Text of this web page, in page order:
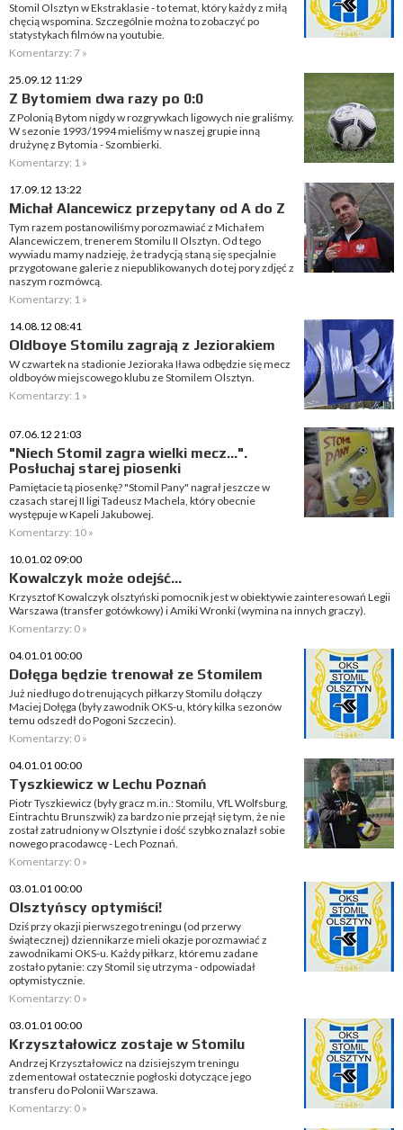
Stomil Olsztyn w Ekstraklasie - to temat, który każdy z miłą
chęcią wspomina. Szczególnie można to zobaczyć po
statystykach filmów na youtubie.
Komentarzy: 7 »
25.09.12 11:29
Z Bytomiem dwa razy po 0:0
Z Polonią Bytom nigdy w rozgrywkach ligowych nie graliśmy.
W sezonie 1993/1994 mieliśmy w naszej grupie inną
drużynę z Bytomia - Szombierki.
Komentarzy: 1 »
17.09.12 13:22
Michał Alancewicz przepytany od A do Z
Tym razem postanowiliśmy porozmawiać z Michałem
Alancewiczem, trenerem Stomilu II Olsztyn. Od tego
wywiadu mamy nadzieję, że tradycją staną się specjalnie
przygotowane galerie z niepublikowanych do tej pory zdjęć z
naszym rozmówcą.
Komentarzy: 1 »
14.08.12 08:41
Oldboye Stomilu zagrają z Jeziorakiem
W czwartek na stadionie Jezioraka Iława odbędzie się mecz
oldboyów miejscowego klubu ze Stomilem Olsztyn.
Komentarzy: 1 »
07.06.12 21:03
"Niech Stomil zagra wielki mecz...".
Posłuchaj starej piosenki
Pamiętacie tą piosenkę? "Stomil Pany" nagrał jeszcze w
czasach starej II ligi Tadeusz Machela, który obecnie
występuje w Kapeli Jakubowej.
Komentarzy: 10 »
10.01.02 09:00
Kowalczyk może odejść...
Krzysztof Kowalczyk olsztyński pomocnik jest w obiektywie zainteresowań Legii
Warszawa (transfer gotówkowy) i Amiki Wronki (wymina na innych graczy).
Komentarzy: 0 »
04.01.01 00:00
Dołęga będzie trenował ze Stomilem
Już niedługo do trenujących piłkarzy Stomilu dołączy
Maciej Dołęga (były zawodnik OKS-u, który kilka sezonów
temu odszedł do Pogoni Szczecin).
Komentarzy: 0 »
04.01.01 00:00
Tyszkiewicz w Lechu Poznań
Piotr Tyszkiewicz (były gracz m.in.: Stomilu, VfL Wolfsburg,
Eintrachtu Brunszwik) za bardzo nie przejął się tym, że nie
został zatrudniony w Olsztynie i dość szybko znalazł sobie
nowego pracodawcę - Lech Poznań.
Komentarzy: 0 »
03.01.01 00:00
Olsztyńscy optymiści!
Dziś przy okazji pierwszego treningu (od przerwy
świątecznej) dziennikarze mieli okazje porozmawiać z
zawodnikami OKS-u. Każdy piłkarz, któremu zadane
zostało pytanie: czy Stomil się utrzyma - odpowiadał
optymistycznie.
Komentarzy: 0 »
03.01.01 00:00
Krzyształowicz zostaje w Stomilu
Andrzej Krzyształowicz na dzisiejszym treningu
zdementował ostatecznie pogłoski dotyczące jego
transferu do Polonii Warszawa.
Komentarzy: 0 »